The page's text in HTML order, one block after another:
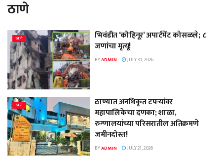
ठाणे
ठाणे
भिवंडीत ‘कोहिनूर’ अपार्टमेंट कोसळले; ८
जणांचा मृत्यू!
BYADMIN JULY 31, 2026
ठाणे
ठाण्यात अनधिकृत टपऱ्यांवर
महापालिकेचा दणका; शाळा,
रुग्णालयांच्या परिसरातील अतिक्रमणे
जमीनदोस्त!
BYADMIN JULY 21, 2026